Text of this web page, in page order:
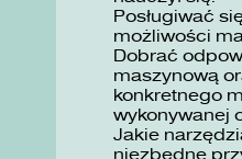
Posługiwać
możliwości
Dobrać
maszynową
konkretnego
wykonywanej
Jakie
niezbędne